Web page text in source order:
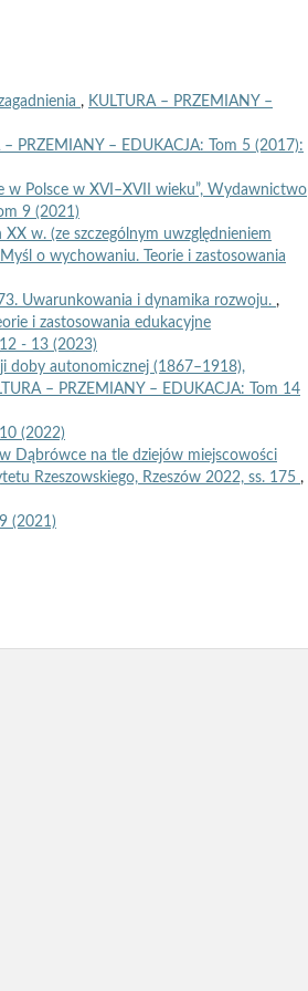
, KULTURA – PRZEMIANY –
– PRZEMIANY – EDUKACJA: Tom 5 (2017):
w Polsce w XVI–XVII wieku”, Wydawnictwo
9 (2021)
w. (ze szczególnym uwzględnieniem
o wychowaniu. Teorie i zastosowania
Uwarunkowania i dynamika rozwoju. ,
i zastosowania edukacyjne
- 13 (2023)
doby autonomicznej (1867–1918),
– PRZEMIANY – EDUKACJA: Tom 14
(2022)
Dąbrówce na tle dziejów miejscowości
Rzeszowskiego, Rzeszów 2022, ss. 175 ,
(2021)